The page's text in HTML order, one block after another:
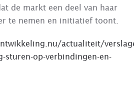
de markt een deel van haar
te nemen en initiatief toont.
actualiteit/
sturen-op-verbindingen-en-